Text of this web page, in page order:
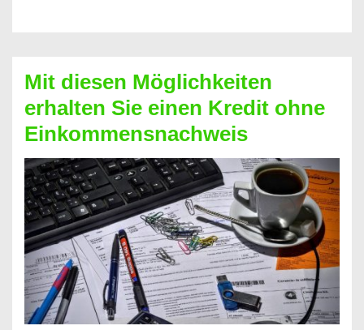
Mit diesen Möglichkeiten
erhalten Sie einen Kredit ohne
Einkommensnachweis